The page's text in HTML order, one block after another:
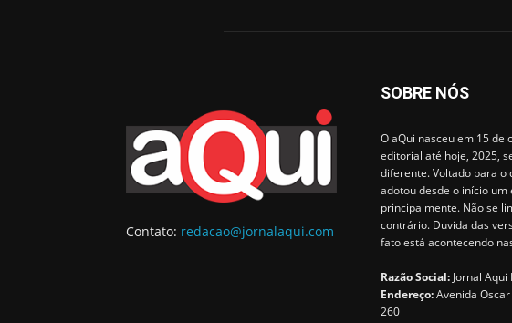
Contato: redacao@jornalaqui.com
SOBRE NÓS
O aQui nasceu em 15 de
editorial até hoje, 2025,
diferente. Voltado para o
adotou desde o início
principalmente. Não se
contrário. Duvida das
fato está acontecendo
Razão Social: Jornal Aqui
Endereço:Avenida
260